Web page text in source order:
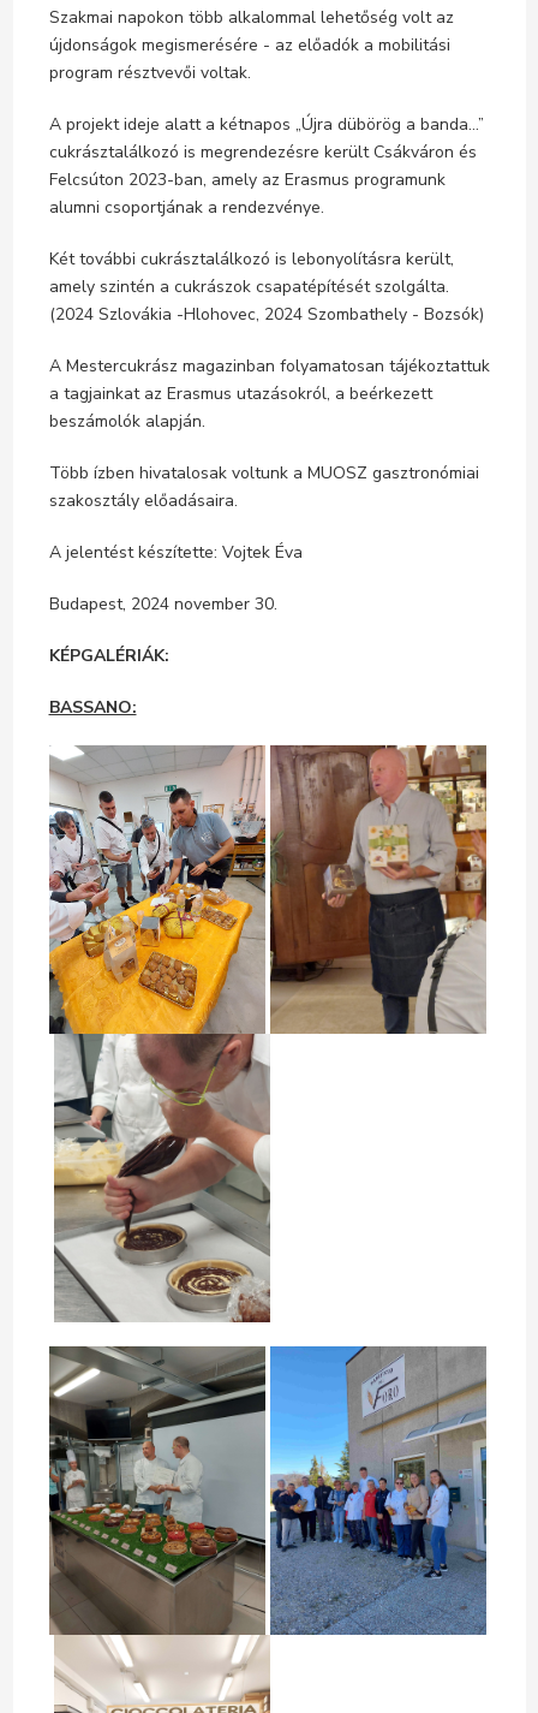
Szakmai napokon több alkalommal lehetőség volt az
újdonságok megismerésére - az előadók a mobilitási
program résztvevői voltak.
A projekt ideje alatt a kétnapos „Újra dübörög a banda…”
cukrásztalálkozó is megrendezésre került Csákváron és
Felcsúton 2023-ban, amely az Erasmus programunk
alumni csoportjának a rendezvénye.
Két további cukrásztalálkozó is lebonyolításra került,
amely szintén a cukrászok csapatépítését szolgálta.
(2024 Szlovákia -Hlohovec, 2024 Szombathely - Bozsók)
A Mestercukrász magazinban folyamatosan tájékoztattuk
a tagjainkat az Erasmus utazásokról, a beérkezett
beszámolók alapján.
Több ízben hivatalosak voltunk a MUOSZ gasztronómiai
szakosztály előadásaira.
A jelentést készítette: Vojtek Éva
Budapest, 2024 november 30.
KÉPGALÉRIÁK:
BASSANO: